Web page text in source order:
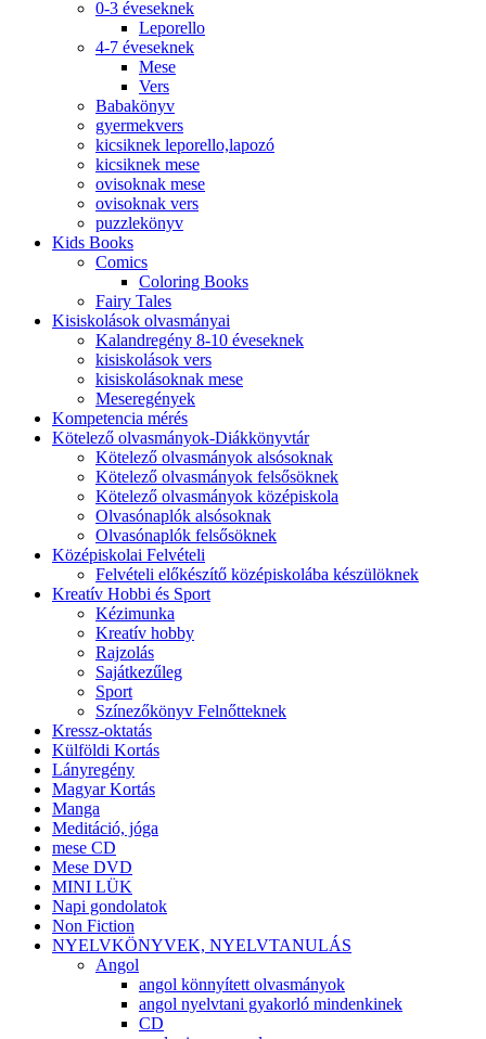
0-3 éveseknek
Leporello
4-7 éveseknek
Mese
Vers
Babakönyv
gyermekvers
kicsiknek leporello,lapozó
kicsiknek mese
ovisoknak mese
ovisoknak vers
puzzlekönyv
Kids Books
Comics
Coloring Books
Fairy Tales
Kisiskolások olvasmányai
Kalandregény 8-10 éveseknek
kisiskolások vers
kisiskolásoknak mese
Meseregények
Kompetencia mérés
Kötelező olvasmányok-Diákkönyvtár
Kötelező olvasmányok alsósoknak
Kötelező olvasmányok felsősöknek
Kötelező olvasmányok középiskola
Olvasónaplók alsósoknak
Olvasónaplók felsősöknek
Középiskolai Felvételi
Felvételi előkészítő középiskolába készülöknek
Kreatív Hobbi és Sport
Kézimunka
Kreatív hobby
Rajzolás
Sajátkezűleg
Sport
Színezőkönyv Felnőtteknek
Kressz-oktatás
Külföldi Kortás
Lányregény
Magyar Kortás
Manga
Meditáció, jóga
mese CD
Mese DVD
MINI LÜK
Napi gondolatok
Non Fiction
NYELVKÖNYVEK, NYELVTANULÁS
Angol
angol könnyített olvasmányok
angol nyelvtani gyakorló mindenkinek
CD